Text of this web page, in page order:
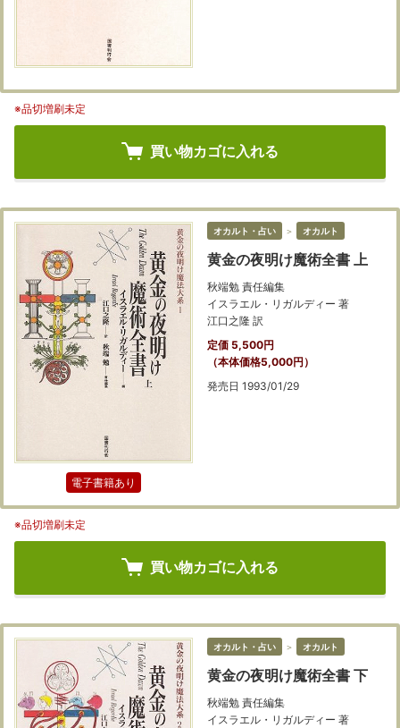
※品切増刷未定
買い物カゴに入れる
電子書籍あり
オカルト・占い ＞ オカルト
黄金の夜明け魔術全書 上
秋端勉 責任編集
イスラエル・リガルディー 著
江口之隆 訳
定価 5,500円
（本体価格5,000円）
発売日 1993/01/29
※品切増刷未定
買い物カゴに入れる
オカルト・占い ＞ オカルト
黄金の夜明け魔術全書 下
秋端勉 責任編集
イスラエル・リガルディー 著